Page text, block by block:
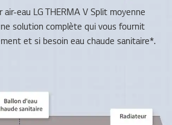
air-eau LG THERMA V Split moyenne
solution complète qui vous fournit
et si besoin eau chaude sanitaire*.